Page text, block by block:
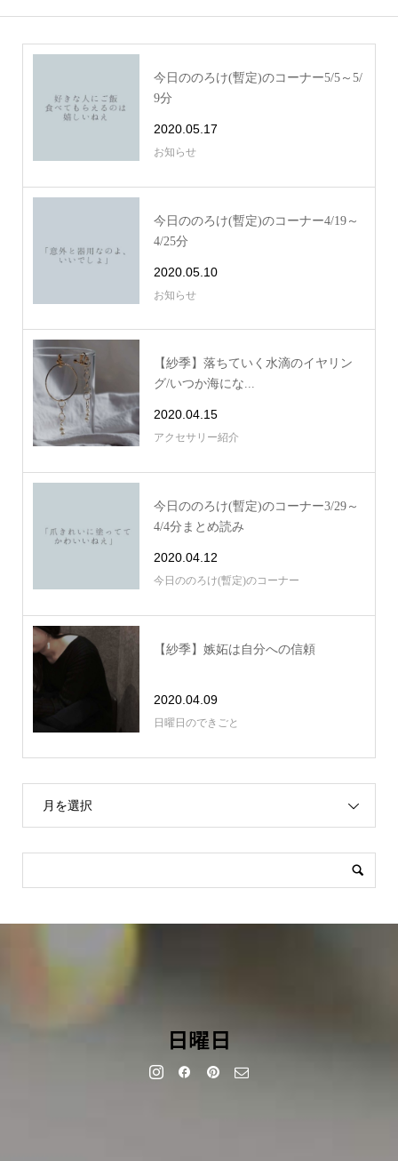
今日ののろけ(暫定)のコーナー5/5～5/
9分
2020.05.17
お知らせ
今日ののろけ(暫定)のコーナー4/19～
4/25分
2020.05.10
お知らせ
【紗季】落ちていく水滴のイヤリン
グ/いつか海にな...
2020.04.15
アクセサリー紹介
今日ののろけ(暫定)のコーナー3/29～
4/4分まとめ読み
2020.04.12
今日ののろけ(暫定)のコーナー
【紗季】嫉妬は自分への信頼
2020.04.09
日曜日のできごと
月を選択
日曜日